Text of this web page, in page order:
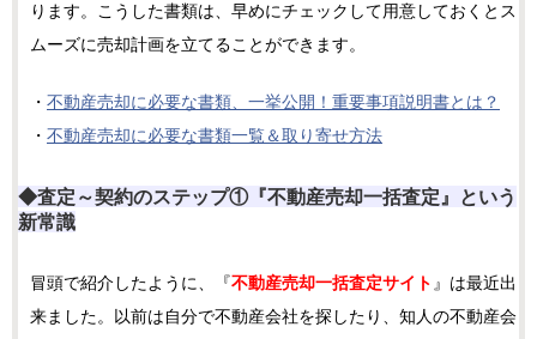
ります。こうした書類は、早めにチェックして用意しておくとス
ムーズに売却計画を立てることができます。
・ 不動産売却に必要な書類、一挙公開！重要事項説明書とは？
・ 不動産売却に必要な書類一覧＆取り寄せ方法
◆査定～契約のステップ①『不動産売却一括査定』という
新常識
冒頭で紹介したように、『不動産売却一括査定サイト 』は最近出
来ました。以前は自分で不動産会社を探したり、知人の不動産会